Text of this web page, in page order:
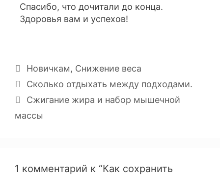
Спасибо, что дочитали до конца.
Здоровья вам и успехов!
Новичкам, Снижение веса
Сколько отдыхать между подходами.
Сжигание жира и набор мышечной
массы
1 комментарий к “Как сохранить